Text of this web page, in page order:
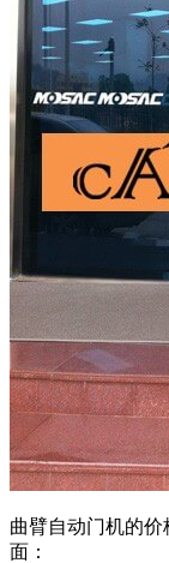
曲臂自动门机的
面：